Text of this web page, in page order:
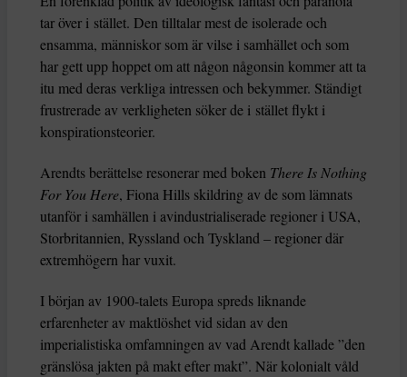
tar över i stället. Den tilltalar mest de isolerade och
ensamma, människor som är vilse i samhället och som
har gett upp hoppet om att någon någonsin kommer att ta
itu med deras verkliga intressen och bekymmer. Ständigt
frustrerade av verkligheten söker de i stället flykt i
konspirationsteorier.
Arendts berättelse resonerar med boken There Is Nothing
For You Here, Fiona Hills skildring av de som lämnats
utanför i samhällen i avindustrialiserade regioner i USA,
Storbritannien, Ryssland och Tyskland – regioner där
extremhögern har vuxit.
I början av 1900-talets Europa spreds liknande
erfarenheter av maktlöshet vid sidan av den
imperialistiska omfamningen av vad Arendt kallade ”den
gränslösa jakten på makt efter makt”. När kolonialt våld